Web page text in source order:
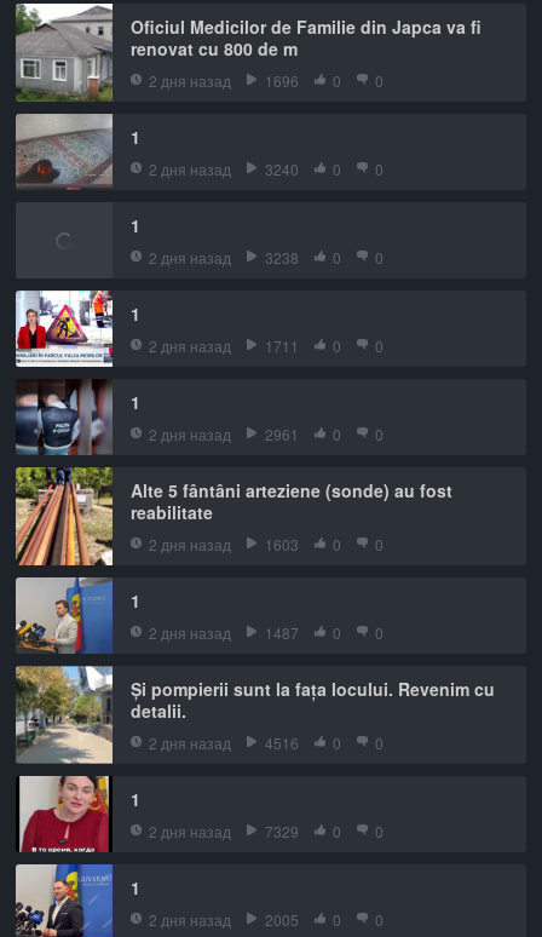
Oficiul Medicilor de Familie din Japca va fi
renovat cu 800 de m
2 дня назад 1696 0 0
1
2 дня назад 3240 0 0
1
2 дня назад 3238 0 0
1
2 дня назад 1711 0 0
1
2 дня назад 2961 0 0
Alte 5 fântâni arteziene (sonde) au fost
reabilitate
2 дня назад 1603 0 0
1
2 дня назад 1487 0 0
Și pompierii sunt la fața locului. Revenim cu
detalii.
2 дня назад 4516 0 0
1
2 дня назад 7329 0 0
1
2 дня назад 2005 0 0